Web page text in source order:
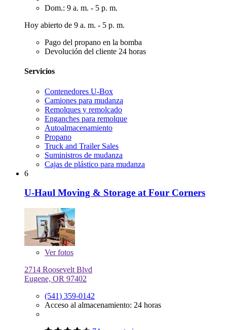
Dom.: 9 a. m. - 5 p. m.
Hoy abierto de 9 a. m. - 5 p. m.
Pago del propano en la bomba
Devolución del cliente 24 horas
Servicios
Contenedores U-Box
Camiones para mudanza
Remolques y remolcado
Enganches para remolque
Autoalmacenamiento
Propano
Truck and Trailer Sales
Suministros de mudanza
Cajas de plástico para mudanza
6
U-Haul Moving & Storage at Four Corners
Verfotos
2714 Roosevelt Blvd
Eugene, OR 97402
(541) 359-0142
Acceso al almacenamiento: 24 horas